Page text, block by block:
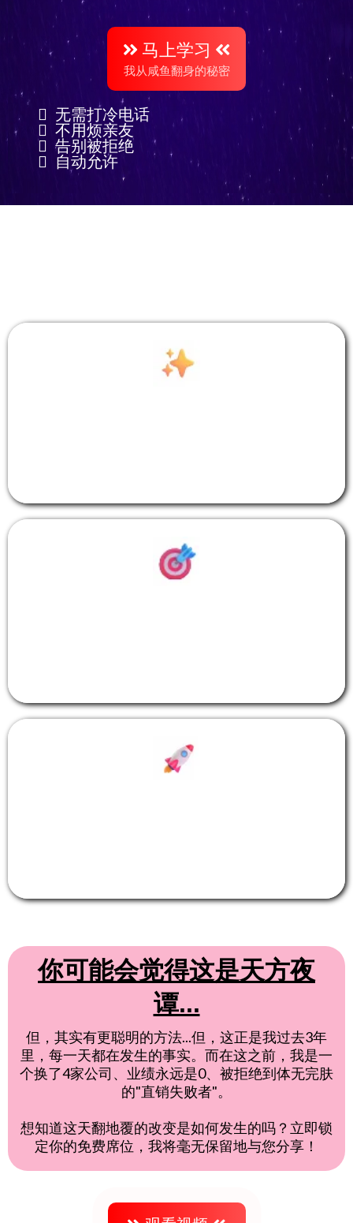
马上学习
我从咸鱼翻身的秘密
无需打冷电话
不用烦亲友
告别被拒绝
自动允许
你可能会觉得这是天方夜
谭...
但，其实有更聪明的方法...但，这正是我过去3年
里，每一天都在发生的事实。而在这之前，我是一
个换了4家公司、业绩永远是0、被拒绝到体无完肤
的"直销失败者"。
想知道这天翻地覆的改变是如何发生的吗？立即锁
定你的免费席位，我将毫无保留地与您分享！